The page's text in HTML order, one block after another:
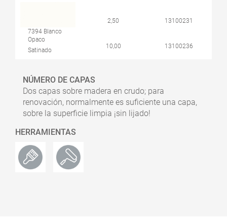
7394 Blanco
Opaco
Satinado
2,50 13100231
10,00 13100236
NÚMERO DE CAPAS
Dos capas sobre madera en crudo; para
renovación, normalmente es suficiente una capa,
sobre la superficie limpia ¡sin lijado!
HERRAMIENTAS